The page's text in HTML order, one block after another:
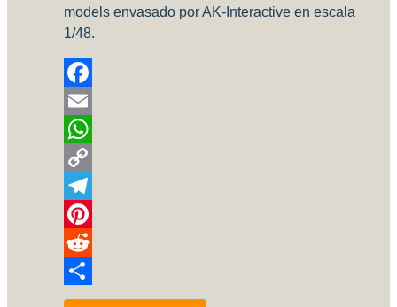
models envasado por AK-Interactive en escala
1/48.
Facebook
Email
WhatsApp
Copy
Link
Telegram
Pinterest
Reddit
Compartir